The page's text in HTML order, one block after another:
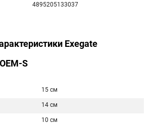
4895205133037
Exegate
S
15 см
14 см
10 см